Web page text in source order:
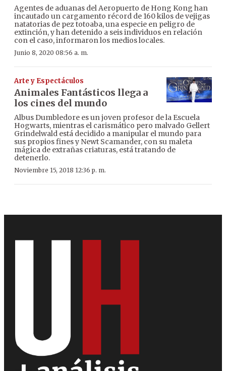
Agentes de aduanas del Aeropuerto de Hong Kong han
incautado un cargamento récord de 160 kilos de vejigas
natatorias de pez totoaba, una especie en peligro de
extinción, y han detenido a seis individuos en relación
con el caso, informaron los medios locales.
Junio 8, 2020 08:56 a. m.
Arte y Espectáculos
Animales Fantásticos llega a
los cines del mundo
Albus Dumbledore es un joven profesor de la Escuela
Hogwarts, mientras el carismático pero malvado Gellert
Grindelwald está decidido a manipular el mundo para
sus propios fines y Newt Scamander, con su maleta
mágica de extrañas criaturas, está tratando de
detenerlo.
Noviembre 15, 2018 12:36 p. m.